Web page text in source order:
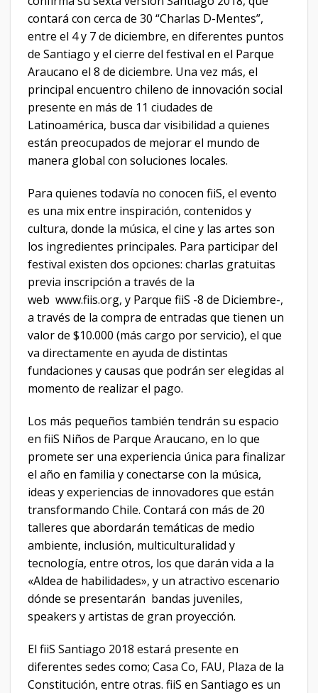
contará con cerca de 30 “Charlas D-Mentes”,
entre el 4 y 7 de diciembre, en diferentes puntos
de Santiago y el cierre del festival en el Parque
Araucano el 8 de diciembre. Una vez más, el
principal encuentro chileno de innovación social
presente en más de 11 ciudades de
Latinoamérica, busca dar visibilidad a quienes
están preocupados de mejorar el mundo de
manera global con soluciones locales.
Para quienes todavía no conocen fiiS, el evento
es una mix entre inspiración, contenidos y
cultura, donde la música, el cine y las artes son
los ingredientes principales. Para participar del
festival existen dos opciones: charlas gratuitas
previa inscripción a través de la
web www.fiis.org, y Parque fiiS -8 de Diciembre-,
a través de la compra de entradas que tienen un
valor de $10.000 (más cargo por servicio), el que
va directamente en ayuda de distintas
fundaciones y causas que podrán ser elegidas al
momento de realizar el pago.
Los más pequeños también tendrán su espacio
en fiiS Niños de Parque Araucano, en lo que
promete ser una experiencia única para finalizar
el año en familia y conectarse con la música,
ideas y experiencias de innovadores que están
transformando Chile. Contará con más de 20
talleres que abordarán temáticas de medio
ambiente, inclusión, multiculturalidad y
tecnología, entre otros, los que darán vida a la
«Aldea de habilidades», y un atractivo escenario
dónde se presentarán bandas juveniles,
speakers y artistas de gran proyección.
El fiiS Santiago 2018 estará presente en
diferentes sedes como; Casa Co, FAU, Plaza de la
Constitución, entre otras. fiiS en Santiago es un